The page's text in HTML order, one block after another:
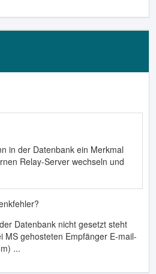
in der Datenbank ein Merkmal
Relay-Server wechseln und
Datenbank nicht gesetzt steht
MS gehosteten Empfänger E-mail-
...